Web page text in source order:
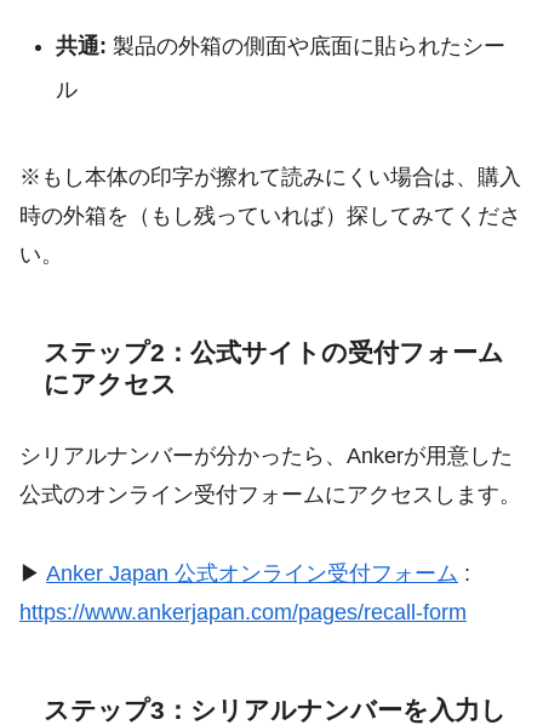
共通: 製品の外箱の側面や底面に貼られたシー
ル
※もし本体の印字が擦れて読みにくい場合は、購入
時の外箱を（もし残っていれば）探してみてくださ
い。
ステップ2：公式サイトの受付フォーム
にアクセス
シリアルナンバーが分かったら、Ankerが用意した
公式のオンライン受付フォームにアクセスします。
▶ Anker Japan 公式オンライン受付フォーム :
https://www.ankerjapan.com/pages/recall-form
ステップ3：シリアルナンバーを入力し